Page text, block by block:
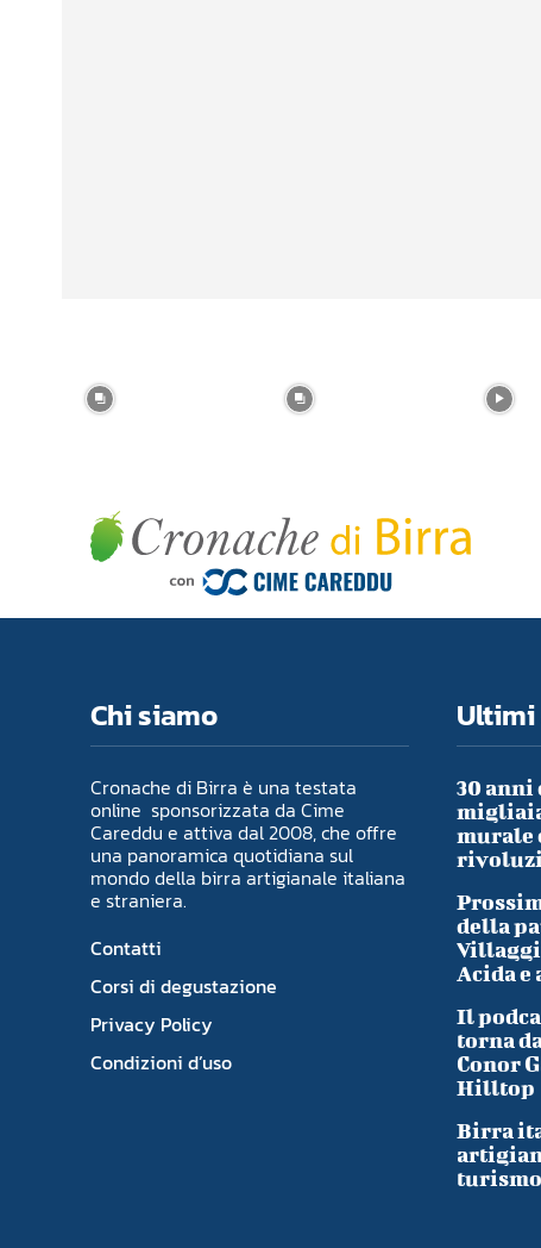
Chi siamo
Cronache di Birra è una testata
online sponsorizzata da Cime
Careddu e attiva dal 2008, che offre
una panoramica quotidiana sul
mondo della birra artigianale italiana
e straniera.
Contatti
Corsi di degustazione
Privacy Policy
Condizioni d’uso
30
murale
della
Acida
Il
torna
Conor
Hilltop
Birra